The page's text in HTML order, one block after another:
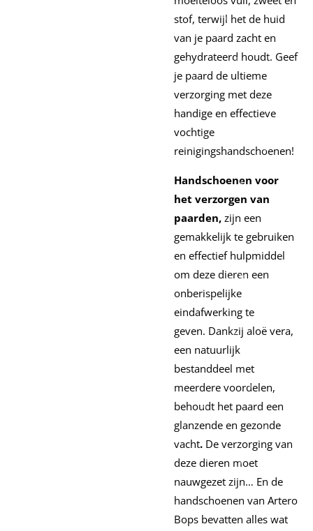
stof, terwijl het de huid
van je paard zacht en
gehydrateerd houdt. Geef
je paard de ultieme
verzorging met deze
handige en effectieve
vochtige
reinigingshandschoenen!
Handschoenen voor
het verzorgen van
paarden, zijn een
gemakkelijk te gebruiken
en effectief hulpmiddel
om deze dieren een
onberispelijke
eindafwerking te
geven. Dankzij aloë vera,
een natuurlijk
bestanddeel met
meerdere voordelen,
behoudt het paard een
glanzende en gezonde
vacht. De verzorging van
deze dieren moet
nauwgezet zijn… En de
handschoenen van Artero
Bops bevatten alles wat